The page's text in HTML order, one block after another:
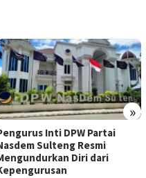
»
Inti DPW Partai
Sulteng Resmi
Diri dari